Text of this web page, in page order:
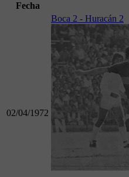
Fecha
02/04/1972
Boca 2 - Huracán 2